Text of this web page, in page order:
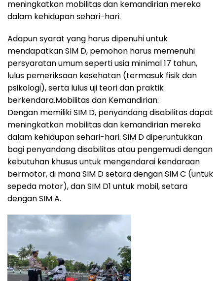
meningkatkan mobilitas dan kemandirian mereka
dalam kehidupan sehari-hari.
Adapun syarat yang harus dipenuhi untuk
mendapatkan SIM D, pemohon harus memenuhi
persyaratan umum seperti usia minimal 17 tahun,
lulus pemeriksaan kesehatan (termasuk fisik dan
psikologi), serta lulus uji teori dan praktik
berkendara.Mobilitas dan Kemandirian:
Dengan memiliki SIM D, penyandang disabilitas dapat
meningkatkan mobilitas dan kemandirian mereka
dalam kehidupan sehari-hari. SIM D diperuntukkan
bagi penyandang disabilitas atau pengemudi dengan
kebutuhan khusus untuk mengendarai kendaraan
bermotor, di mana SIM D setara dengan SIM C (untuk
sepeda motor), dan SIM D1 untuk mobil, setara
dengan SIM A.